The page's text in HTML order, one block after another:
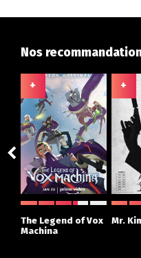
Nos
+
The Legend of Vox
Machina
+
Mr.